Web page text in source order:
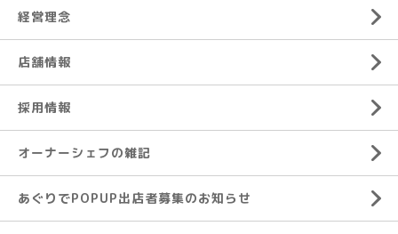
経営理念
店舗情報
採用情報
オーナーシェフの雑記
あぐりでPOPUP出店者募集のお知らせ